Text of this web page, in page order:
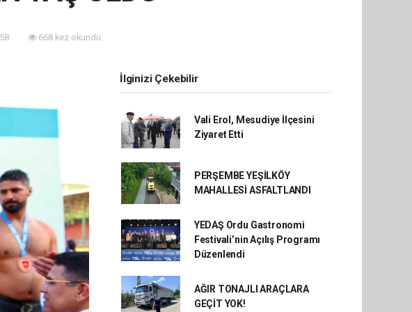
668 kez okundu.
İlginizi Çekebilir
Vali Erol, Mesudiye İlçesini
Ziyaret Etti
PERŞEMBE YEŞİLKÖY
MAHALLESİ ASFALTLANDI
YEDAŞ Ordu Gastronomi
Festivali’nin Açılış Programı
Düzenlendi
AĞIR TONAJLI ARAÇLARA
GEÇİT YOK!